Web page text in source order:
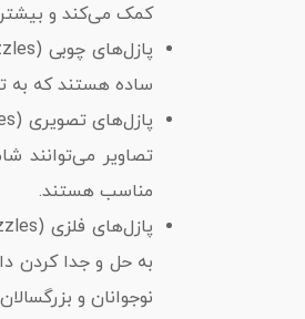
کمک می‌کند و بیشتر
ساده هستند که به
تصاویر می‌توانند
مناسب هستند.
به حل و جدا کردن
نوجوانان و